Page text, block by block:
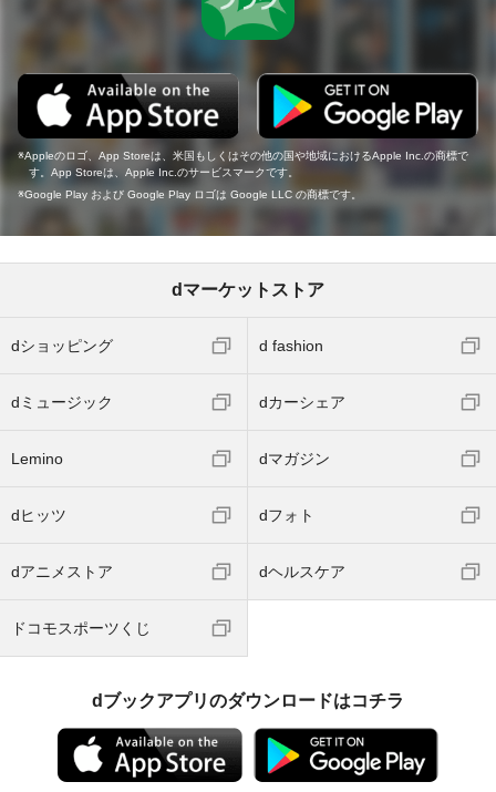
Appleのロゴ、App Storeは、米国もしくはその他の国や地域におけるApple Inc.の商標で
す。App Storeは、Apple Inc.のサービスマークです。
Google Play および Google Play ロゴは Google LLC の商標です。
dマーケットストア
dショッピング d fashion
dミュージック dカーシェア
Lemino dマガジン
dヒッツ dフォト
dアニメストア dヘルスケア
ドコモスポーツくじ
dブックアプリのダウンロードはコチラ